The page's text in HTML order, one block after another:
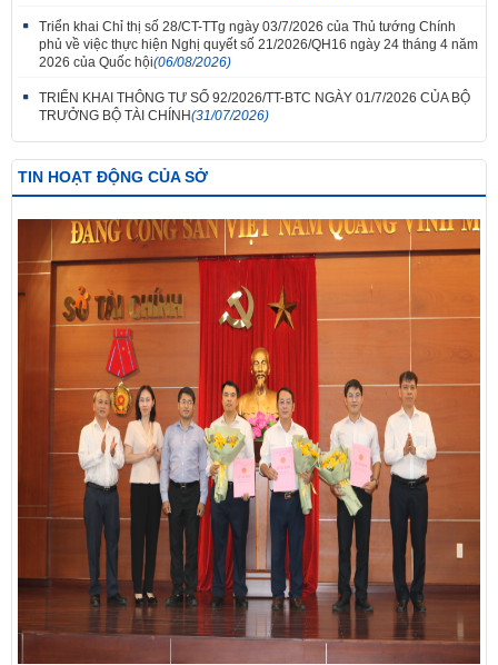
Triển khai Chỉ thị số 28/CT-TTg ngày 03/7/2026 của Thủ tướng Chính
phủ về việc thực hiện Nghị quyết số 21/2026/QH16 ngày 24 tháng 4 năm
2026 của Quốc hội(06/08/2026)
TRIỂN KHAI THÔNG TƯ SỐ 92/2026/TT-BTC NGÀY 01/7/2026 CỦA BỘ
TRƯỞNG BỘ TÀI CHÍNH(31/07/2026)
TIN HOẠT ĐỘNG CỦA SỞ